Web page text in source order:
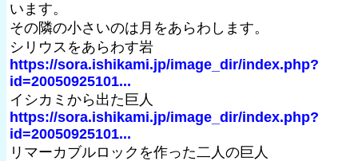
います。
その隣の小さいのは月をあらわします。
シリウスをあらわす岩
https://sora.ishikami.jp/image_dir/index.php?
id=20050925101...
イシカミから出た巨人
https://sora.ishikami.jp/image_dir/index.php?
id=20050925101...
リマーカブルロックを作った二人の巨人